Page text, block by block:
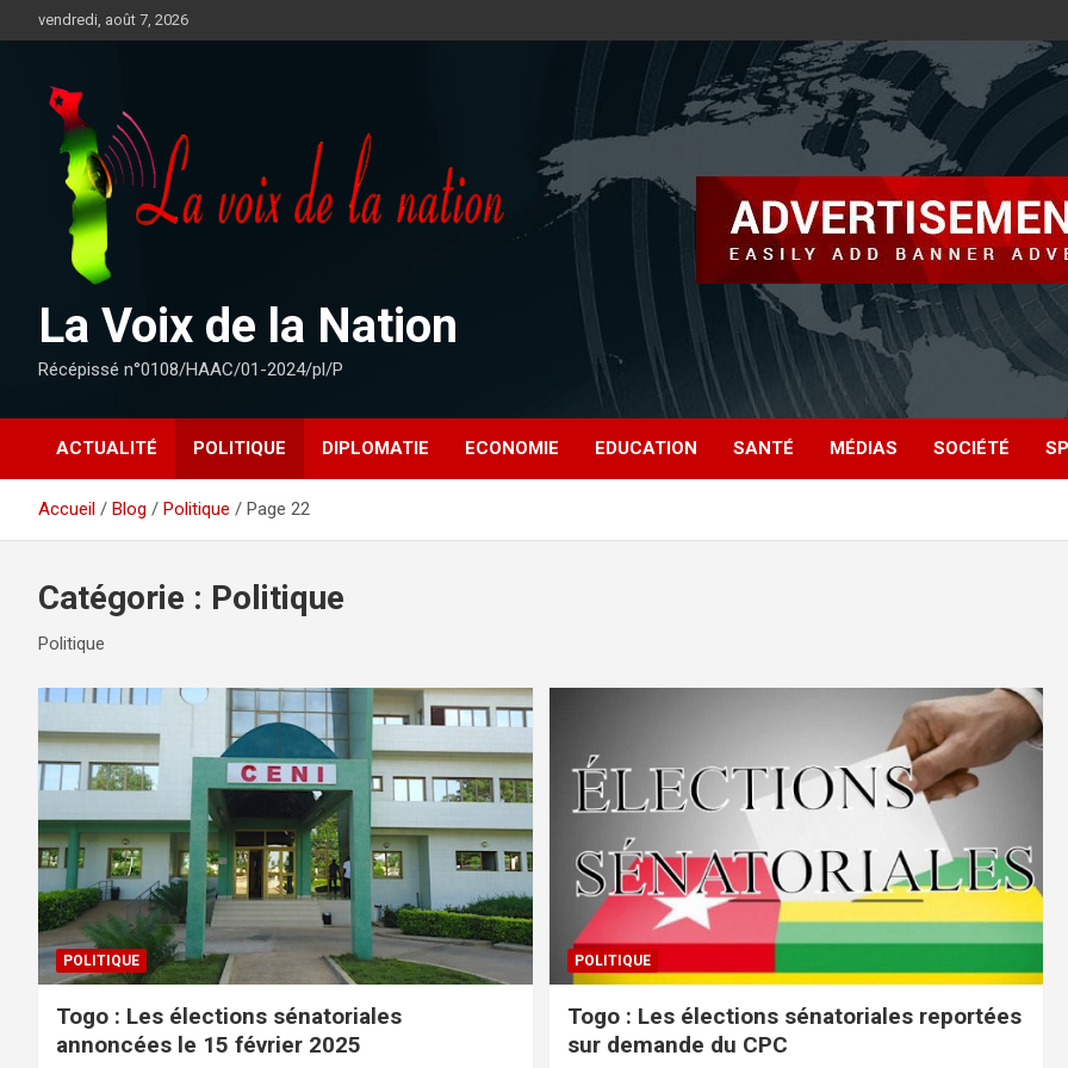
au
vendredi, août 7, 2026
La Voix de la Nation
Récépissé n°0108/HAAC/01-2024/pl/P
ACTUALITÉ POLITIQUE DIPLOMATIE ECONOMIE EDUCATION SANTÉ MÉDIAS SOCIÉTÉ
Accueil Blog Politique Page 22
Catégorie : Politique
Politique
POLITIQUE
Togo : Les élections sénatoriales
annoncées le 15 février 2025
POLITIQUE
Togo : Les élections sénatoriales reportées
sur demande du CPC